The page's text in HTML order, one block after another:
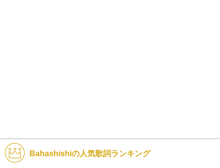
Bahashishiの人気歌詞ランキング